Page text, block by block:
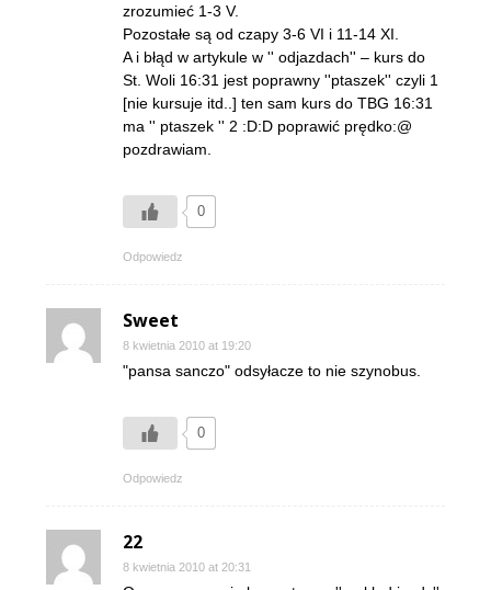
zrozumieć 1-3 V.
Pozostałe są od czapy 3-6 VI i 11-14 XI.
A i błąd w artykule w '' odjazdach'' – kurs do
St. Woli 16:31 jest poprawny ''ptaszek'' czyli 1
[nie kursuje itd..] ten sam kurs do TBG 16:31
ma '' ptaszek '' 2 :D:D poprawić prędko:@
pozdrawiam.
0
Odpowiedz
Sweet
8 kwietnia 2010 at 19:20
"pansa sanczo" odsyłacze to nie szynobus.
0
Odpowiedz
22
8 kwietnia 2010 at 20:31